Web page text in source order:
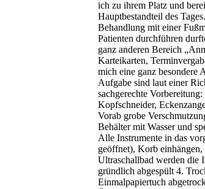
ich zu ihrem Platz und
Hauptbestandteil des
Behandlung mit einer
Patienten durchführen
ganz anderen Bereich
Karteikarten,
mich eine ganz besondere
Aufgabe sind laut einer
sachgerechte
Kopfschneider,
Vorab grobe
Behälter mit Wasser und
Alle Instrumente in das
geöffnet), Korb
Ultraschallbad werden die
gründlich abgespült 4.
Einmalpapiertuch